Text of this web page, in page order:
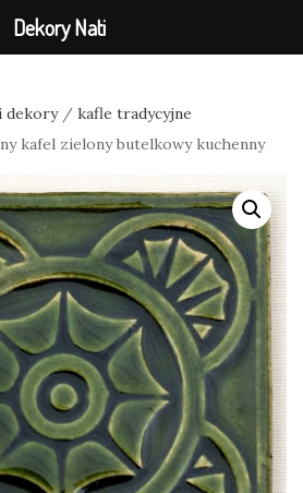
dekory/ kafle tradycyjne
kafel zielony butelkowy kuchenny
Dekory Nati